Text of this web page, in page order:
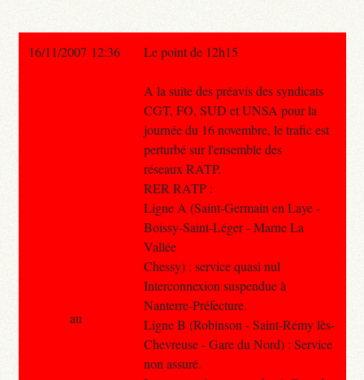
16/11/2007 12:36 Le point de 12h15
A la suite des préavis des syndicats
CGT, FO, SUD et UNSA pour la
journée du 16 novembre, le trafic est
perturbé sur l'ensemble des
réseaux RATP.
RER RATP :
Ligne A (Saint-Germain en Laye -
Boissy-Saint-Léger - Marne La
Vallée
Chessy) : service quasi nul
Interconnexion suspendue à
Nanterre-Préfecture.
Ligne B (Robinson - Saint-Rémy lès-
Chevreuse - Gare du Nord) : Service
non assuré.
au